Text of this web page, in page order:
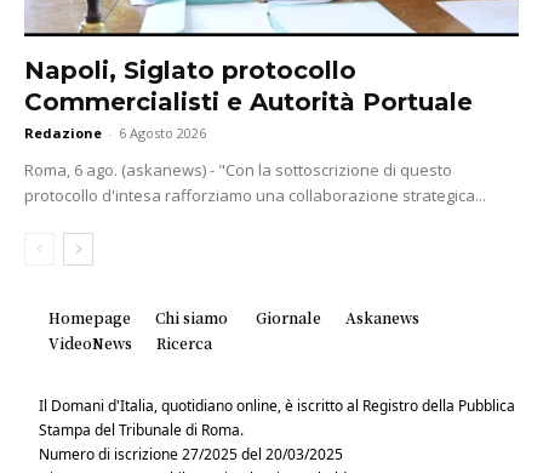
Napoli, Siglato protocollo
Commercialisti e Autorità Portuale
Redazione - 6 Agosto 2026
Roma, 6 ago. (askanews) - "Con la sottoscrizione di questo
protocollo d'intesa rafforziamo una collaborazione strategica...
Homepage Chi siamo Giornale
Askanews
VideoNews
Ricerca
Il Domani d'Italia, quotidiano online, è iscritto al Registro della Pubblica
Stampa del Tribunale di Roma.
Numero di iscrizione 27/2025 del 20/03/2025